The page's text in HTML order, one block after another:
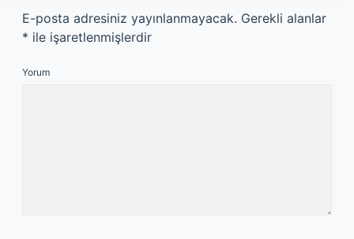
E-posta adresiniz yayınlanmayacak. Gerekli alanlar
* ile işaretlenmişlerdir
Yorum